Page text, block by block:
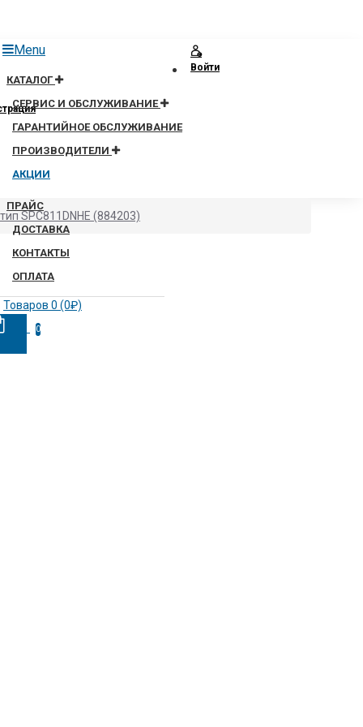
Menu
КАТАЛОГ
СЕРВИС И ОБСЛУЖИВАНИЕ
ГАРАНТИЙНОЕ ОБСЛУЖИВАНИЕ
ПРОИЗВОДИТЕЛИ
АКЦИИ
ПРАЙС
ДОСТАВКА
КОНТАКТЫ
ОПЛАТА
Товаров 0 (0₽)
0
Войти
SPC811DNHE (884203)